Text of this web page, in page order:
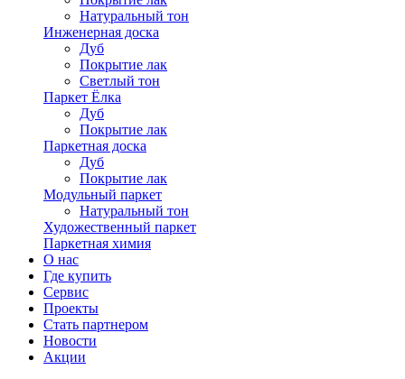
Натуральный тон
Инженерная доска
Дуб
Покрытие лак
Светлый тон
Паркет Ёлка
Дуб
Покрытие лак
Паркетная доска
Дуб
Покрытие лак
Модульный паркет
Натуральный тон
Художественный паркет
Паркетная химия
О нас
Где купить
Сервис
Проекты
Стать партнером
Новости
Акции